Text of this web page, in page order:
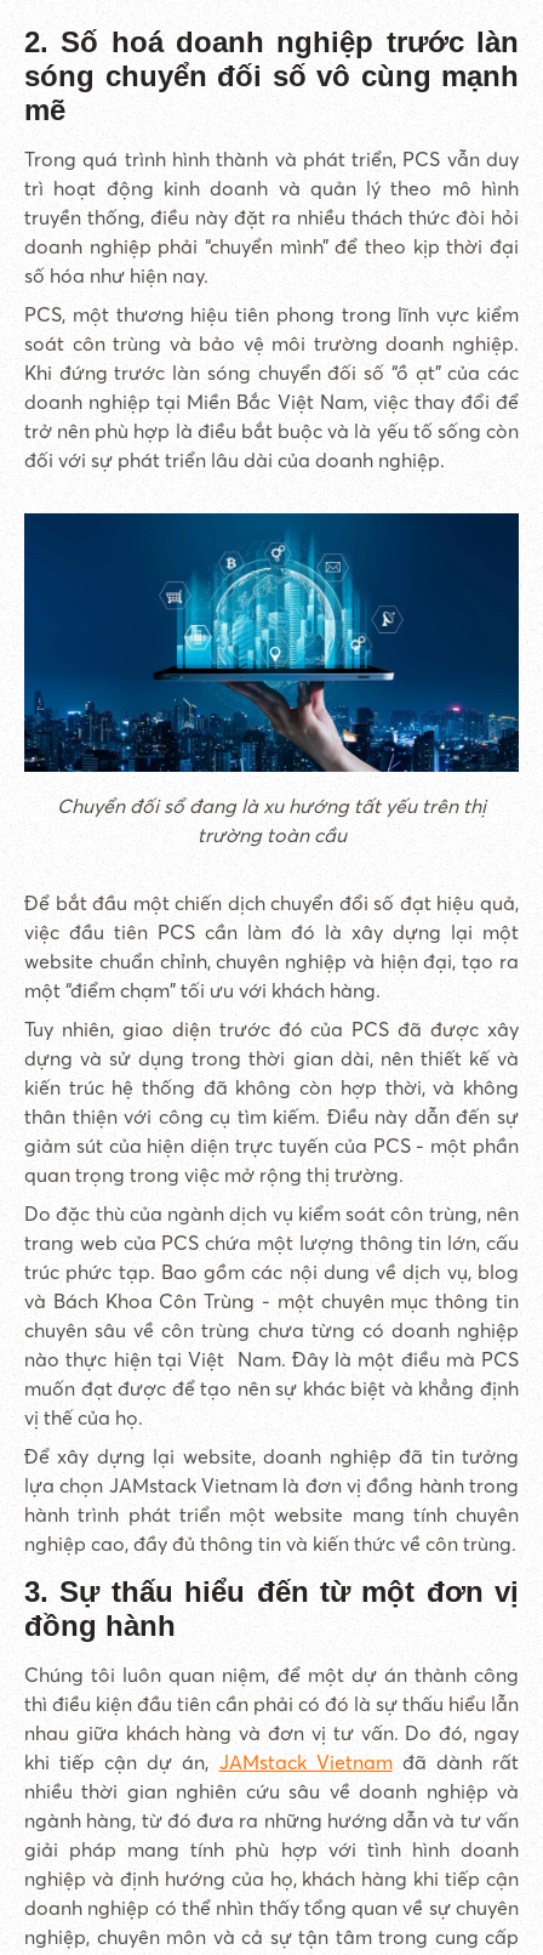
2. Số hoá doanh nghiệp trước làn
sóng chuyển đối số vô cùng mạnh
mẽ
Trong quá trình hình thành và phát triển, PCS vẫn duy
trì hoạt động kinh doanh và quản lý theo mô hình
truyền thống, điều này đặt ra nhiều thách thức đòi hỏi
doanh nghiệp phải “chuyển mình” để theo kịp thời đại
số hóa như hiện nay.
PCS, một thương hiệu tiên phong trong lĩnh vực kiểm
soát côn trùng và bảo vệ môi trường doanh nghiệp.
Khi đứng trước làn sóng chuyển đối số “ồ ạt” của các
doanh nghiệp tại Miền Bắc Việt Nam, việc thay đổi để
trở nên phù hợp là điều bắt buộc và là yếu tố sống còn
đối với sự phát triển lâu dài của doanh nghiệp.
Chuyển đối sổ đang là xu hướng tất yếu trên thị
trường toàn cầu
Để bắt đầu một chiến dịch chuyển đổi số đạt hiệu quả,
việc đầu tiên PCS cần làm đó là xây dựng lại một
website chuẩn chỉnh, chuyên nghiệp và hiện đại, tạo ra
một “điểm chạm" tối ưu với khách hàng.
Tuy nhiên, giao diện trước đó của PCS đã được xây
dựng và sử dụng trong thời gian dài, nên thiết kế và
kiến trúc hệ thống đã không còn hợp thời, và không
thân thiện với công cụ tìm kiếm. Điều này dẫn đến sự
giảm sút của hiện diện trực tuyến của PCS - một phần
quan trọng trong việc mở rộng thị trường.
Do đặc thù của ngành dịch vụ kiểm soát côn trùng, nên
trang web của PCS chứa một lượng thông tin lớn, cấu
trúc phức tạp. Bao gồm các nội dung về dịch vụ, blog
và Bách Khoa Côn Trùng - một chuyên mục thông tin
chuyên sâu về côn trùng chưa từng có doanh nghiệp
nào thực hiện tại Việt Nam. Đây là một điều mà PCS
muốn đạt được để tạo nên sự khác biệt và khẳng định
vị thế của họ.
Để xây dựng lại website, doanh nghiệp đã tin tưởng
lựa chọn JAMstack Vietnam là đơn vị đồng hành trong
hành trình phát triển một website mang tính chuyên
nghiệp cao, đầy đủ thông tin và kiến thức về côn trùng.
3. Sự thấu hiểu đến từ một đơn vị
đồng hành
Chúng tôi luôn quan niệm, để một dự án thành công
thì điều kiện đầu tiên cần phải có đó là sự thấu hiểu lẫn
nhau giữa khách hàng và đơn vị tư vấn. Do đó, ngay
khi tiếp cận dự án, JAMstack Vietnamđã dành rất
nhiều thời gian nghiên cứu sâu về doanh nghiệp và
ngành hàng, từ đó đưa ra những hướng dẫn và tư vấn
giải pháp mang tính phù hợp với tình hình doanh
nghiệp và định hướng của họ, khách hàng khi tiếp cận
doanh nghiệp có thể nhìn thấy tổng quan về sự chuyên
nghiệp, chuyên môn và cả sự tận tâm trong cung cấp